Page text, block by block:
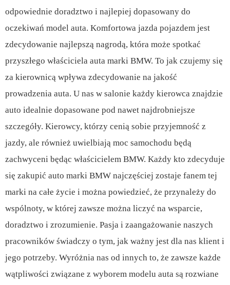
odpowiednie doradztwo i najlepiej dopasowany do
oczekiwań model auta. Komfortowa jazda pojazdem jest
zdecydowanie najlepszą nagrodą, która może spotkać
przyszłego właściciela auta marki BMW. To jak czujemy się
za kierownicą wpływa zdecydowanie na jakość
prowadzenia auta. U nas w salonie każdy kierowca znajdzie
auto idealnie dopasowane pod nawet najdrobniejsze
szczegóły. Kierowcy, którzy cenią sobie przyjemność z
jazdy, ale również uwielbiają moc samochodu będą
zachwyceni będąc właścicielem BMW. Każdy kto zdecyduje
się zakupić auto marki BMW najczęściej zostaje fanem tej
marki na całe życie i można powiedzieć, że przynależy do
wspólnoty, w której zawsze można liczyć na wsparcie,
doradztwo i zrozumienie. Pasja i zaangażowanie naszych
pracowników świadczy o tym, jak ważny jest dla nas klient i
jego potrzeby. Wyróżnia nas od innych to, że zawsze każde
wątpliwości związane z wyborem modelu auta są rozwiane